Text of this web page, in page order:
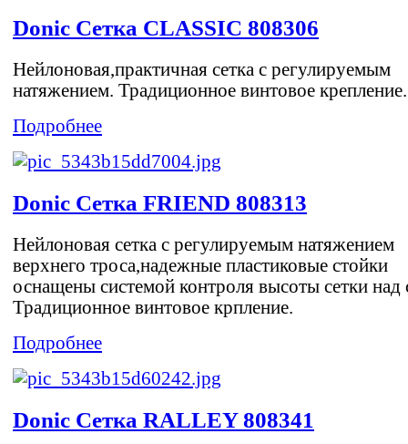
Donic Сетка CLASSIC 808306
Нейлоновая,практичная сетка с регулируемым
натяжением. Традиционное винтовое крепление.
Подробнее
Donic Сетка FRIEND 808313
Нейлоновая сетка с регулируемым натяжением
верхнего троса,надежные пластиковые стойки
оснащены системой контроля высоты сетки над
Традиционное винтовое крпление.
Подробнее
Donic Сетка RALLEY 808341